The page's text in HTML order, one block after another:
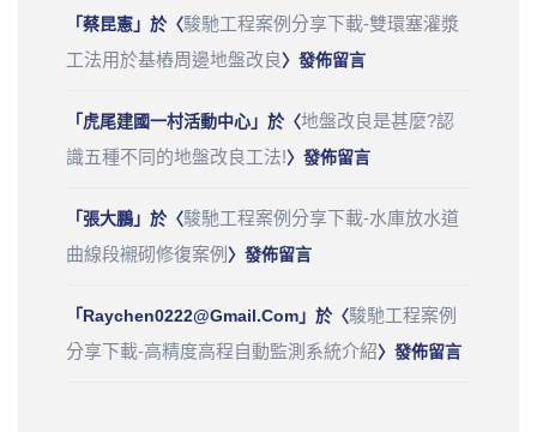
「蔡昆憲」於〈駿馳工程案例分享下載-雙環塞灌漿
工法用於基樁周邊地盤改良〉發佈留言
「 虎尾建國一村活動中心」於〈地盤改良是甚麼?認
識五種不同的地盤改良工法!〉發佈留言
「張大鵬」於〈駿馳工程案例分享下載-水庫放水道
曲線段襯砌修復案例 〉發佈留言
「 Raychen0222@gmail.com」於〈駿馳工程案例
分享下載-高精度高程自動監測系統介紹〉發佈留言